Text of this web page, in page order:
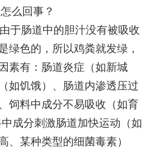
么回事？
于肠道中的胆汁没有被吸收
绿色的，所以鸡粪就发绿，
素有：肠道炎症（如新城
如饥饿）、肠道内渗透压过
饲料中成分不易吸收（如育
成分刺激肠道加快运动（如
、某种类型的细菌毒素）